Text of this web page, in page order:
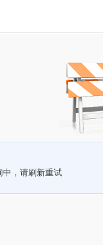
中，请刷新重试